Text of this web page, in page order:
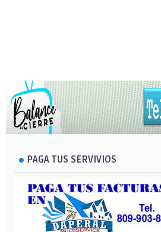
PAGA TUS SERVIVIOS